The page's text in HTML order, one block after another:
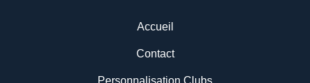
Accueil
Contact